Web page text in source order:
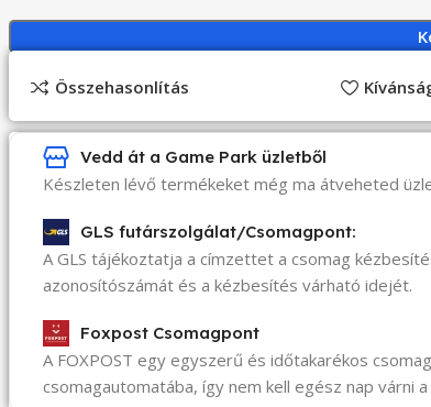
Összehasonlítás
Vedd át a Game Park üzletből
Készleten lévő termékeket még ma átveheted
GLS futárszolgálat/Csomagpont:
A GLS tájékoztatja a címzettet a csomag
azonosítószámát és a kézbesítés várható idejét.
Foxpost Csomagpont
A FOXPOST egy egyszerű és időtakarékos
csomagautomatába, így nem kell egész nap várni